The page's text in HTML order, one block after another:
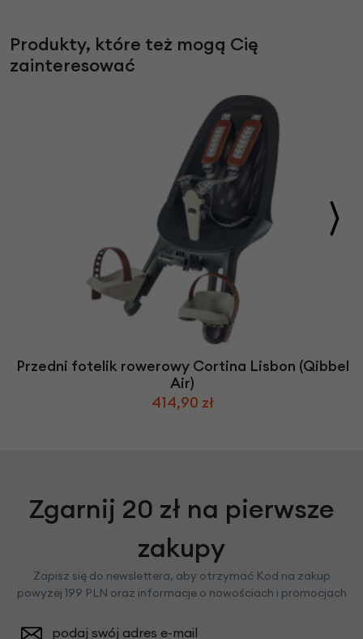
Produkty, które też mogą Cię
zainteresować
Przedni fotelik rowerowy Cortina Lisbon (Qibbel
Air)
414,90 zł
Zgarnij 20 zł na pierwsze
zakupy
Zapisz się do newslettera, aby otrzymać Kod na zakup
powyżej 199 PLN oraz informacje o nowościach i promocjach
podaj swój adres e-mail